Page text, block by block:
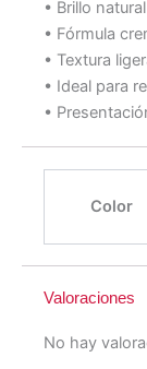
• Brillo
• Fórmula
• Textura
• Ideal para
•
Color
Valoraciones
No hay